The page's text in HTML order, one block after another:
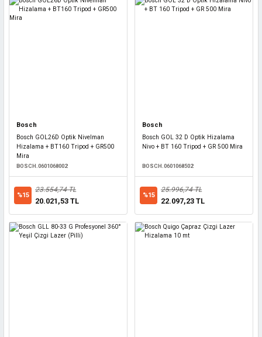
Bosch
Bosch GOL26D Optik Nivelman
Hizalama + BT160 Tripod + GR500
Mira
BOSCH.0601068002
%15
23.554,74 TL
20.021,53 TL
Bosch
Bosch GOL 32 D Optik Hizalama
Nivo + BT 160 Tripod + GR 500 Mira
BOSCH.0601068502
%15
25.996,74 TL
22.097,23 TL